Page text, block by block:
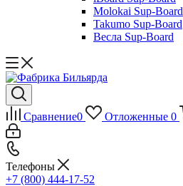
Molokai Sup-Board
Takumo Sup-Board
Весла Sup-Board
Сравнение0 Отложенные 0
Телефоны
+7 (800) 444-17-52